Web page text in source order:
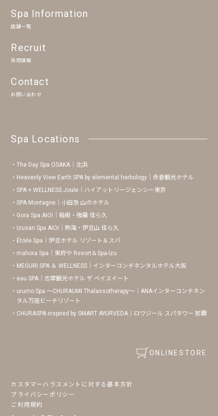
Spa Information
店舗一覧
Recruit
採用情報
Contact
お問い合わせ
Spa Locations
The Day Spa OSAKA｜北浜
Heavenly View Earth SPA by elemental herbology｜赤倉観光ホテル
SPA + WELLNESS Joule｜ハイアットリージェンシー東京
SPA Montagne｜小田急 山のホテル
Gora Spa AIOI｜箱根・強羅 佳ら久
Izusan Spa AIOI｜熱海・伊豆山 佳ら久
Étoile Spa｜伊豆ホテル リゾート＆スパ
mahora Spa｜東府や Resort＆Spa-Izu
MEGURI SPA ＆ WELLNESS｜インターコンチネンタルホテル大阪
eau SPA｜志摩観光ホテル ザ ベイスイート
urumo Spa 〜CHURAUMI Thalassotherapy〜｜ANAインターコンチネン
タル万座ビーチリゾート
CHURASPA inspired by SMART AYURVEDA｜ロワジール スパタワー 那覇
ONLINESTORE
カスタマーハラスメントに対する基本方針
プライバシーポリシー
ご利用規約